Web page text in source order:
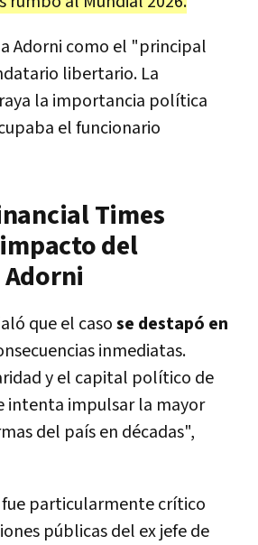
Adorni como el "principal
libertario. La
la importancia política
el funcionario
Times
del
que el casose destapó en
inmediatas.
y el capital político de
intenta impulsar la mayor
del país en décadas",
fue particularmente crítico
públicas del ex jefe de